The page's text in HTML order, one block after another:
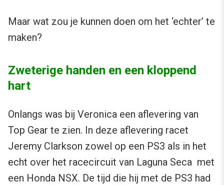
Maar wat zou je kunnen doen om het ‘echter’ te
maken?
Zweterige handen en een kloppend
hart
Onlangs was bij Veronica een aflevering van
Top Gear te zien. In deze aflevering racet
Jeremy Clarkson zowel op een PS3 als in het
echt over het racecircuit van Laguna Seca met
een Honda NSX. De tijd die hij met de PS3 had